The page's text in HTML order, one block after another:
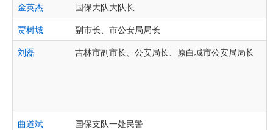
金英杰
国保大队大队长
贾树城
副市长、市公安局局长
刘磊
吉林市副市长、公安局长、原白城市公安局局长
曲道斌
国保支队一处民警